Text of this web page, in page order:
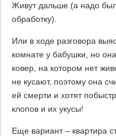
Живут дальше (а надо
обработку).
Или в ходе разговора
комнате у бабушки, но
ковер, на котором нет
не кусают, поэтому она
ей смерти и хотят
клопов и их укусы!
Еще вариант – квартира